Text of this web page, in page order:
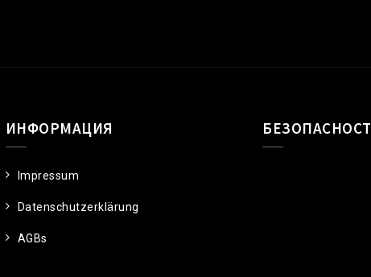
ИНФОРМАЦИЯ
Impressum
Datenschutzerklärung
AGBs
БЕЗОПАСНОСТ